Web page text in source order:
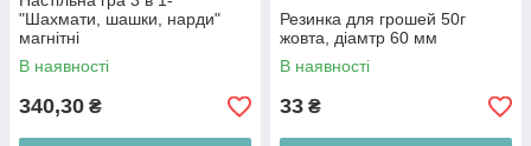
"Шахмати, шашки, нарди"
магнiтнi
В наявності
340,30 ₴
Резинка для грошей 50г
жовта, дiамтр 60 мм
В наявності
33 ₴